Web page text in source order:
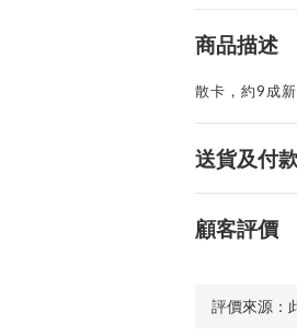
商品描述
散卡，約9成新
送貨及付
顧客評價